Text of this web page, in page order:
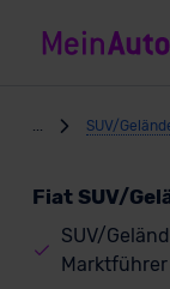
SUV/
Fiat SUV/
SUV/
Marktführer